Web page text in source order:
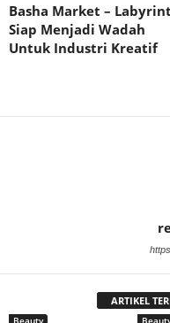
Basha Market –
Siap Menjadi Wadah
Untuk Industri Kreatif
ARTIKEL
Beauty